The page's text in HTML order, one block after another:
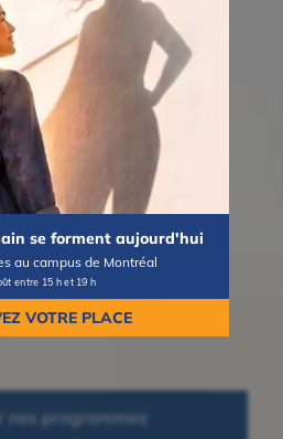
se forment aujourd'hui
au campus de Montréal
entre 15 h et 19 h
VOTRE PLACE
aux
nos programmes